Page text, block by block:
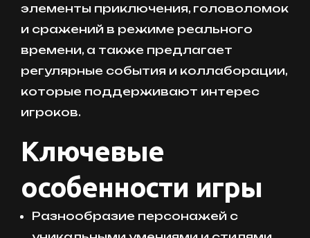
элементы приключения, головоломок
и сражений в режиме реального
времени, а также предлагает
регулярные события и коллаборации,
которые поддерживают интерес
игроков.
Ключевые
особенности игры
Разнообразие персонажей с